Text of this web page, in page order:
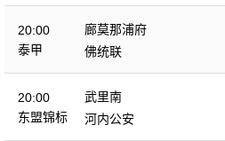
20:00
泰甲
廊莫那浦府
佛统联
20:00
东盟锦标
武里南
河内公安